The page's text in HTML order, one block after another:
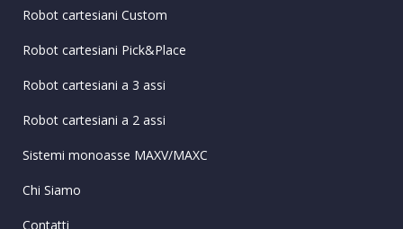
Robot cartesiani Custom
Robot cartesiani Pick&Place
Robot cartesiani a 3 assi
Robot cartesiani a 2 assi
Sistemi monoasse MAXV/MAXC
Chi Siamo
Contatti